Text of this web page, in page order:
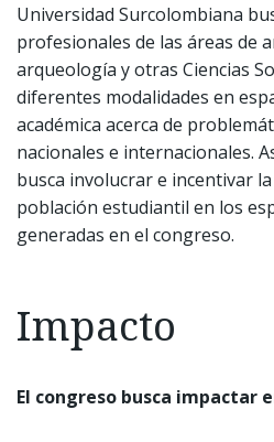
Universidad Surcolombiana
profesionales de las áreas de
arqueología y otras Ciencias
diferentes modalidades en
académica acerca de
nacionales e internacionales.
busca involucrar e incentivar
población estudiantil en los
generadas en el congreso.
Impacto
El congreso busca impactar